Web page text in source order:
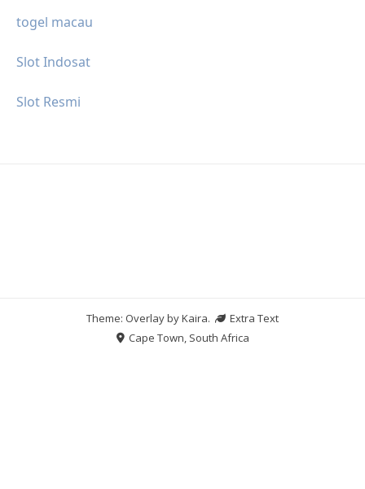
togel macau
Slot Indosat
Slot Resmi
Theme: Overlay byKaira.
Extra Text
Cape Town, South Africa